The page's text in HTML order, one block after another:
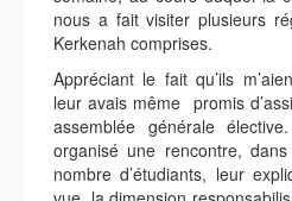
nous a fait visiter plusieurs
Kerkenah comprises.
Appréciant le fait qu’ils
leur avais même promis
assemblée générale
organisé une rencontre,
nombre d’étudiants, leur